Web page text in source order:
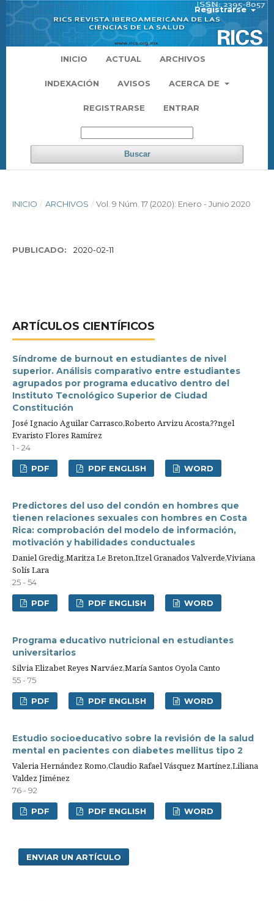
INICIO ACTUAL ARCHIVOS
INDEXACIÓN AVISOS ACERCA DE
REGISTRARSE ENTRAR
Buscar
Registrarse
INICIO / ARCHIVOS / Vol. 9 Núm. 17 (2020): Enero - Junio 2020
PUBLICADO: 2020-02-11
ARTÍCULOS CIENTÍFICOS
Síndrome de burnout en estudiantes de nivel
superior. Análisis comparativo entre estudiantes
agrupados por programa educativo dentro del
Instituto Tecnológico Superior de Ciudad
Constitución
José Ignacio Aguilar Carrasco,Roberto Arvizu Acosta,??ngel
Evaristo Flores Ramírez
1 - 24
PDF PDF ENGLISH WORD
Predictores del uso del condón en hombres que
tienen relaciones sexuales con hombres en Costa
Rica: comprobación del modelo de información,
motivación y habilidades conductuales
Daniel Gredig,Maritza Le Breton,Itzel Granados Valverde,Viviana
Solís Lara
25 - 54
PDF PDF ENGLISH WORD
Programa educativo nutricional en estudiantes
universitarios
Silvia Elizabet Reyes Narváez,María Santos Oyola Canto
55 - 75
PDF PDF ENGLISH WORD
Estudio socioeducativo sobre la revisión de la salud
mental en pacientes con diabetes mellitus tipo 2
Valeria Hernández Romo,Claudio Rafael Vásquez Martínez,Liliana
Valdez Jiménez
76 - 92
PDF PDF ENGLISH WORD
ENVIAR UN ARTÍCULO